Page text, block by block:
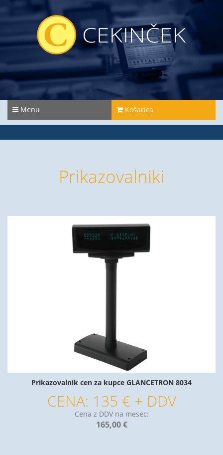
Menu Košarica
Prikazovalniki
Prikazovalnik cen za kupce GLANCETRON 8034
CENA: 135 € + DDV
Cena z DDV na mesec:
165,00 €